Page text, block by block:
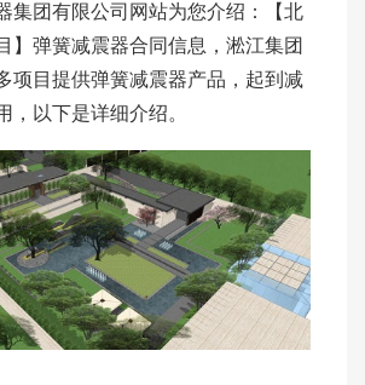
集团有限公司网站为您介绍：【北
】弹簧减震器合同信息，淞江集团
项目提供弹簧减震器产品，起到减
，以下是详细介绍。